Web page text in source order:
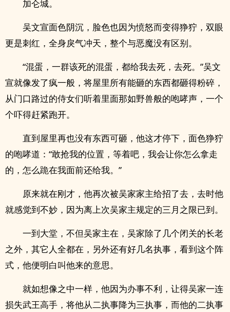
加仑城。
吴文宣面色阴沉，脸色也因为愤怒而变得狰狞，双眼
更是刺红，全身戾气冲天，整个与恶魔没有区别。
“混蛋，一群该死的混蛋，都给我去死，去死。”吴文
宣就像发了疯一般，将屋里所有能砸的东西都砸得粉碎，
从门口路过的侍女们听着里面那如野兽般的咆哮声，一个
个吓得赶紧跑开。
直到屋里再也没有东西可砸，他这才停下，面色狰狞
的咆哮道：“敢抢我的位置，等着吧，我会让你怎么拿走
的，怎么跪在我面前还给我。”
原来就在刚才，他再次被吴家家主给招了去，去时他
就感觉到不妙，因为离上次吴家主规定的三月之限已到。
一到大堂，不但吴家主在，吴家除了几个闭关的长老
之外，其它人全都在，另外还有好几名执事，看到这个阵
式，他便明白叫他来的意思。
就如想像之中一样，他因为办事不利，让得吴家一连
损失武王高手，将他从二执事降为三执事，而他的二执事